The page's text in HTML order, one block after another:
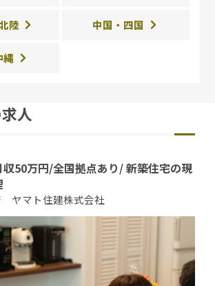
陸 中国・四国
縄
人
収50万円/全国拠点あり/ 新築住宅の現
ヤマト住建株式会社